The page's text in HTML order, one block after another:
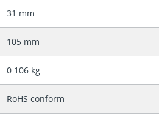
31 mm
105 mm
0.106 kg
RoHS conform